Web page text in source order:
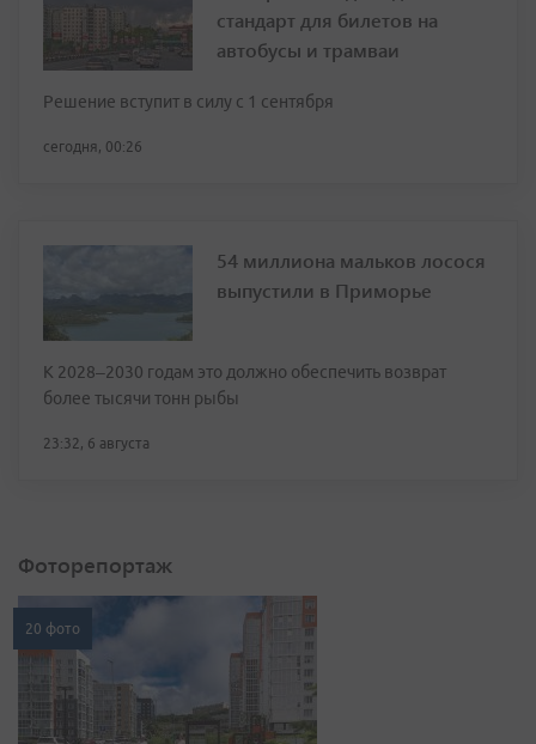
стандарт для билетов на
автобусы и трамваи
Решение вступит в силу с 1 сентября
сегодня, 00:26
54 миллиона мальков лосося
выпустили в Приморье
К 2028–2030 годам это должно обеспечить возврат
более тысячи тонн рыбы
23:32, 6 августа
Фоторепортаж
20 фото